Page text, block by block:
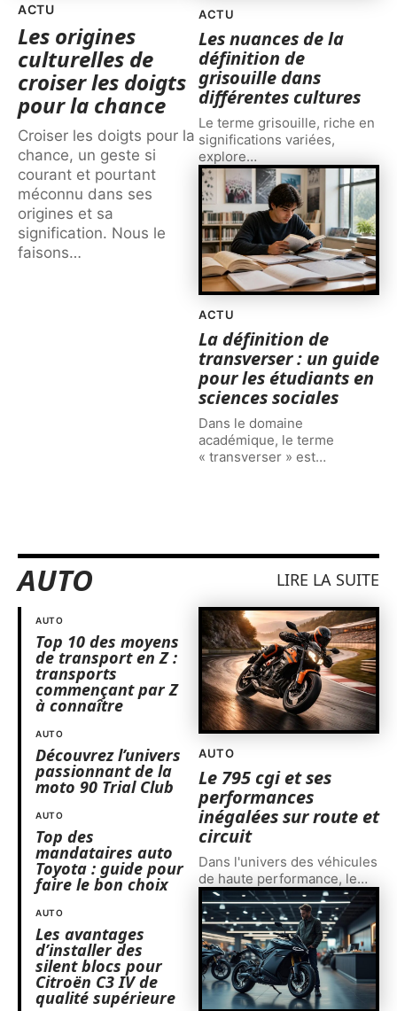
ACTU
Les origines
culturelles de
croiser les doigts
pour la chance
Croiser les doigts pour la
chance, un geste si
courant et pourtant
méconnu dans ses
origines et sa
signification. Nous le
faisons…
ACTU
Les nuances de la
définition de
grisouille dans
différentes cultures
Le terme grisouille, riche en
significations variées,
explore…
ACTU
La définition de
transverser : un guide
pour les étudiants en
sciences sociales
Dans le domaine
académique, le terme
« transverser » est…
AUTO LIRE LA SUITE
AUTO
Top 10 des moyens
de transport en Z :
transports
commençant par Z
à connaître
AUTO
Découvrez l’univers
passionnant de la
moto 90 Trial Club
AUTO
Top des
mandataires auto
Toyota : guide pour
faire le bon choix
AUTO
Les avantages
d’installer des
silent blocs pour
Citroën C3 IV de
qualité supérieure
AUTO
Le 795 cgi et ses
performances
inégalées sur route et
circuit
Dans l'univers des véhicules
de haute performance, le…